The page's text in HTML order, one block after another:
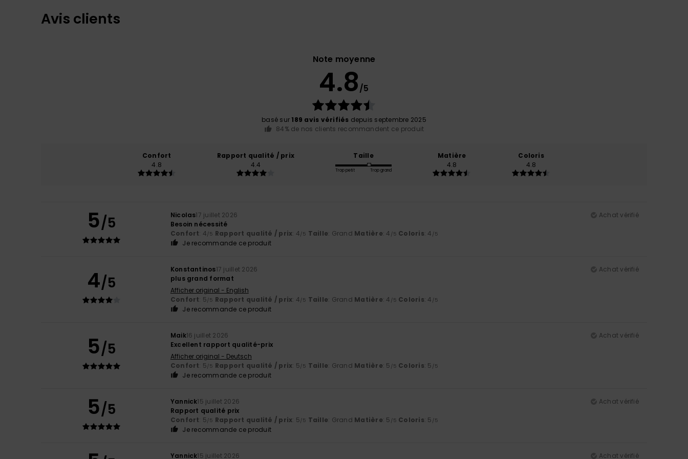
Avis clients
Note moyenne
4.8/5
basé sur 189 avis vérifiés depuis septembre 2025
84% de nos clients recommandent ce produit
Confort
4.8
Rapport qualité / prix
4.4
Taille
Trop petit Trop grand
Matière
4.8
Coloris
4.8
5/5 Nicolas17 juillet 2026
Achat vérifié
Besoin nécessité
Confort: 4/5 Rapport qualité / prix: 4/5 Taille: Grand Matière: 4 /5 Coloris: 4 /5
Je recommande ce produit
4/5
Konstantinos17 juillet 2026
Achat vérifié
plus grand format
Afficher original - English
Confort: 5/5 Rapport qualité / prix: 4/5 Taille: Grand Matière: 4 /5 Coloris: 4 /5
Je recommande ce produit
5/5
Maik16 juillet 2026
Achat vérifié
Excellent rapport qualité-prix
Afficher original - Deutsch
Confort: 5/5 Rapport qualité / prix: 5/5 Taille: Grand Matière: 5 /5 Coloris: 5 /5
Je recommande ce produit
5/5 Yannick15 juillet 2026
Achat vérifié
Rapport qualité prix
Confort: 5/5 Rapport qualité / prix: 5/5 Taille: Grand Matière: 5 /5 Coloris: 5 /5
Je recommande ce produit
Yannick15 juillet 2026 Achat vérifié